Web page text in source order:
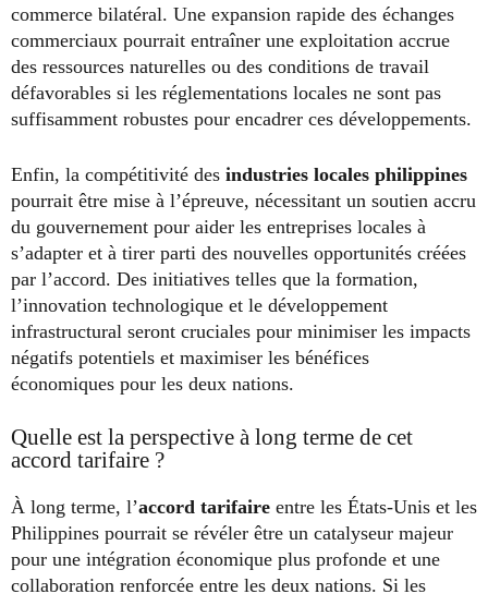
commerce bilatéral. Une expansion rapide des échanges
commerciaux pourrait entraîner une exploitation accrue
des ressources naturelles ou des conditions de travail
défavorables si les réglementations locales ne sont pas
suffisamment robustes pour encadrer ces développements.
Enfin, la compétitivité des industries locales philippines
pourrait être mise à l’épreuve, nécessitant un soutien accru
du gouvernement pour aider les entreprises locales à
s’adapter et à tirer parti des nouvelles opportunités créées
par l’accord. Des initiatives telles que la formation,
l’innovation technologique et le développement
infrastructural seront cruciales pour minimiser les impacts
négatifs potentiels et maximiser les bénéfices
économiques pour les deux nations.
Quelle est la perspective à long terme de cet
accord tarifaire ?
À long terme, l’accord tarifaire entre les États-Unis et les
Philippines pourrait se révéler être un catalyseur majeur
pour une intégration économique plus profonde et une
collaboration renforcée entre les deux nations. Si les